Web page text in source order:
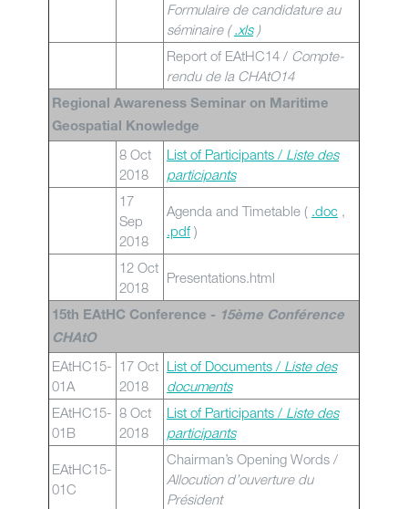
Formulaire de candidature au
séminaire (.xls)
Report of EAtHC14 / Compte-
rendu de la CHAtO14
Regional Awareness Seminar on Maritime
Geospatial Knowledge
8 Oct
2018
List of Participants / Liste des
participants
17
Sep
2018
Agenda and Timetable ( .doc ,
.pdf )
12 Oct
2018
Presentations.html
15th EAtHC Conference - 15ème Conférence
CHAtO
EAtHC15-
01A
17 Oct
2018
List of Documents / Liste des
documents
EAtHC15-
01B
8 Oct
2018
List of Participants / Liste des
participants
EAtHC15-
01C
Chairman’s Opening Words /
Allocution d’ouverture du
Président